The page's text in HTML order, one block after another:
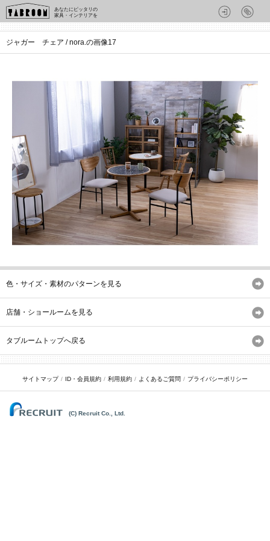
あなたにピッタリの
家具・インテリアを
ジャガー チェア / nora.の画像17
色・サイズ・素材のパターンを見る
店舗・ショールームを見る
タブルームトップへ戻る
サイトマップ ID・会員規約 利用規約 よくあるご質問 プライバシーポリシー
(C) Recruit Co., Ltd.